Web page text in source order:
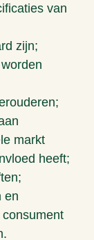
van
zijn;
markt
heeft;
en